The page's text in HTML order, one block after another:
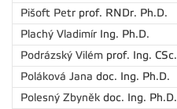
Pišoft Petr prof. RNDr. Ph.D.
Plachý Vladimír Ing. Ph.D.
Podrázský Vilém prof. Ing. CSc.
Poláková Jana doc. Ing. Ph.D.
Polesný Zbyněk doc. Ing. Ph.D.